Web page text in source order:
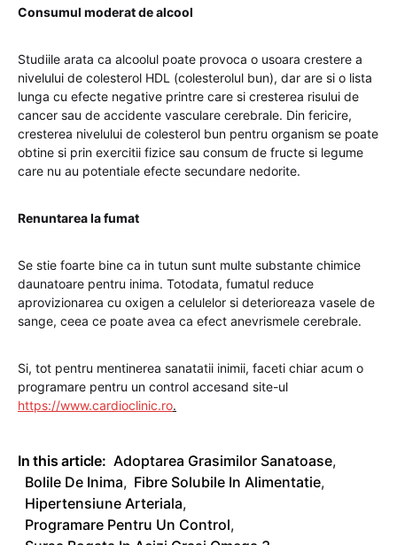
Consumul moderat de alcool
Studiile arata ca alcoolul poate provoca o usoara crestere a
nivelului de colesterol HDL (colesterolul bun), dar are si o lista
lunga cu efecte negative printre care si cresterea risului de
cancer sau de accidente vasculare cerebrale. Din fericire,
cresterea nivelului de colesterol bun pentru organism se poate
obtine si prin exercitii fizice sau consum de fructe si legume
care nu au potentiale efecte secundare nedorite.
Renuntarea la fumat
Se stie foarte bine ca in tutun sunt multe substante chimice
daunatoare pentru inima. Totodata, fumatul reduce
aprovizionarea cu oxigen a celulelor si deterioreaza vasele de
sange, ceea ce poate avea ca efect anevrismele cerebrale.
Si, tot pentru mentinerea sanatatii inimii, faceti chiar acum o
programare pentru un control accesand site-ul
https://www.cardioclinic.ro.
In this article: Adoptarea Grasimilor Sanatoase,
Bolile De Inima, Fibre Solubile In Alimentatie,
Hipertensiune Arteriala,
Programare Pentru Un Control,